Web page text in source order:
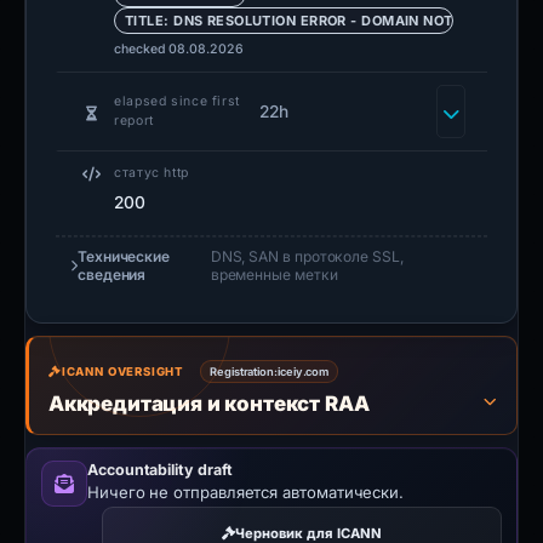
TITLE: DNS RESOLUTION ERROR - DOMAIN NOT FOUND,
checked 08.08.2026
elapsed since first
report
22h
статус http
200
Технические
сведения
DNS, SAN в протоколе SSL,
временные метки
ICANN OVERSIGHT Registration:iceiy.com
Аккредитация и контекст RAA
Accountability draft
Ничего не отправляется автоматически.
Черновик для ICANN